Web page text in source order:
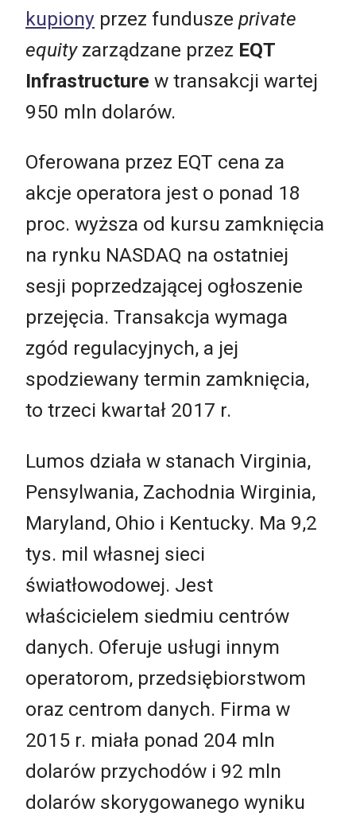
kupiony przez fundusze private
equityzarządzane przez EQT
Infrastructure w transakcji wartej
950 mln dolarów.
Oferowana przez EQT cena za
akcje operatora jest o ponad 18
proc. wyższa od kursu zamknięcia
na rynku NASDAQ na ostatniej
sesji poprzedzającej ogłoszenie
przejęcia. Transakcja wymaga
zgód regulacyjnych, a jej
spodziewany termin zamknięcia,
to trzeci kwartał 2017 r.
Lumos działa w stanach Virginia,
Pensylwania, Zachodnia Wirginia,
Maryland, Ohio i Kentucky. Ma 9,2
tys. mil własnej sieci
światłowodowej. Jest
właścicielem siedmiu centrów
danych. Oferuje usługi innym
operatorom, przedsiębiorstwom
oraz centrom danych. Firma w
2015 r. miała ponad 204 mln
dolarów przychodów i 92 mln
dolarów skorygowanego wyniku